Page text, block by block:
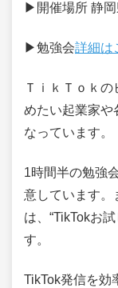
▶開催場所 静
▶勉強会詳細は
ＴｉｋＴｏｋ
めたい起業家や
なっています。
1時間半の勉強
意しています。
は、“TikTokお
す。
TikTok発信を効